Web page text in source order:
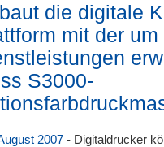
die digitale
mit der
S3000-
2007 - Digitaldrucker